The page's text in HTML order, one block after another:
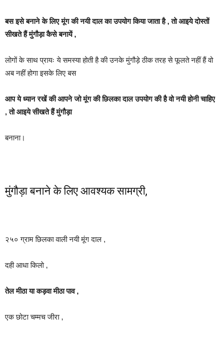
बस इसे बनाने के लिए मूंग की नयी दाल का उपयोग किया जाता है , तो आइये दोस्तों
सीखते हैं मुंगौड़ा कैसे बनायें ,
लोगों के साथ प्रायः ये समस्या होती है की उनके मुंगौड़े ठीक तरह से फूलते नहीं हैं वो
अब नहीं होगा इसके लिए बस
आप ये ध्यान रखें की आपने जो मूंग की छिलका दाल उपयोग की है वो नयी होनी चाहिए
, तो आइये सीखते हैं मुंगौड़ा
बनाना।
मुंगौड़ा बनाने के लिए आवश्यक सामग्री,
२५० ग्राम छिलका वाली नयी मूंग दाल ,
दही आधा किलो ,
तेल मीठा या कड़वा मीठा पाव ,
एक छोटा चम्मच जीरा ,